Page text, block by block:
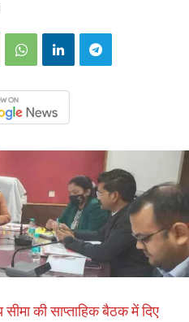
की साप्ताहिक बैठक में दिए